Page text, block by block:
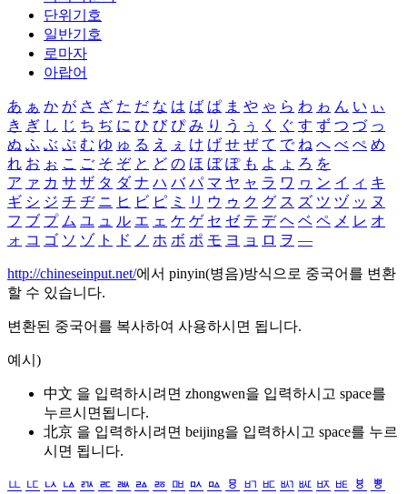
단위기호
일반기호
로마자
아랍어
あ ぁ か が さ ざ た だ な は ば ぱ ま や ゃ ら わ ゎ ん い ぃ
き ぎ し じ ち ぢ に ひ び ぴ み り う ぅ く ぐ す ず つ づ っ
ぬ ふ ぶ ぷ む ゆ ゅ る え ぇ け げ せ ぜ て で ね へ べ ぺ め
れ お ぉ こ ご そ ぞ と ど の ほ ぼ ぽ も よ ょ ろ を
ア ァ カ サ ザ タ ダ ナ ハ バ パ マ ヤ ャ ラ ワ ヮ ン イ ィ キ
ギ シ ジ チ ヂ ニ ヒ ビ ピ ミ リ ウ ゥ ク グ ス ズ ツ ヅ ッ ヌ
フ ブ プ ム ユ ュ ル エ ェ ケ ゲ セ ゼ テ デ ヘ ベ ペ メ レ オ
ォ コ ゴ ソ ゾ ト ド ノ ホ ボ ポ モ ヨ ョ ロ ヲ ―
http://chineseinput.net/에서 pinyin(병음)방식으로 중국어를 변환
할 수 있습니다.
변환된 중국어를 복사하여 사용하시면 됩니다.
예시)
中文 을 입력하시려면 zhongwen을 입력하시고 space를
누르시면됩니다.
北京 을 입력하시려면 beijing을 입력하시고 space를 누르
시면 됩니다.
ㅥ ㅦ ㅧ ㅨ ㅩ ㅪ ㅫ ㅬ ㅭ ㅮ ㅯ ㅰ ㅱ ㅲ ㅳ ㅴ ㅵ ㅶ ㅷ ㅸ
ㅹ